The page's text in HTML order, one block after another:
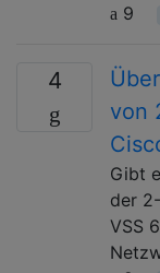
9
4
von
Gibt
der
VSS